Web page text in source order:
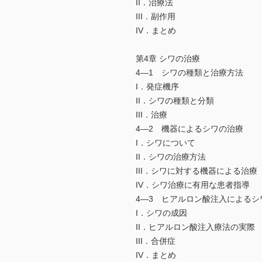
II．治療法
III．副作用
IV．まとめ
第4章 シワの治療
4—1 シワの種類と治療方法
I．発症機序
II．シワの種類と分類
III．治療
4—2 機器によるシワの治療
I．シワについて
II．シワの治療方法
III．シワに対する機器による治療
IV．シワ治療に有用な患者指導
4—3 ヒアルロン酸注入によるシ
I．シワの成因
II．ヒアルロン酸注入療法の実際
III．合併症
IV．まとめ